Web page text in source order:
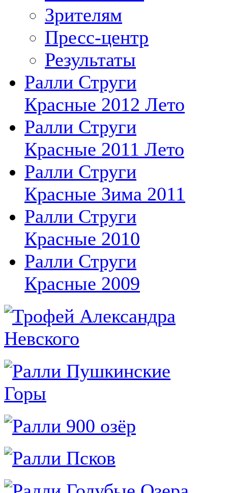
Зрителям
Пресс-центр
Результаты
Ралли Струги
Красные 2012 Лето
Ралли Струги
Красные 2011 Лето
Ралли Струги
Красные Зима 2011
Ралли Струги
Красные 2010
Ралли Струги
Красные 2009